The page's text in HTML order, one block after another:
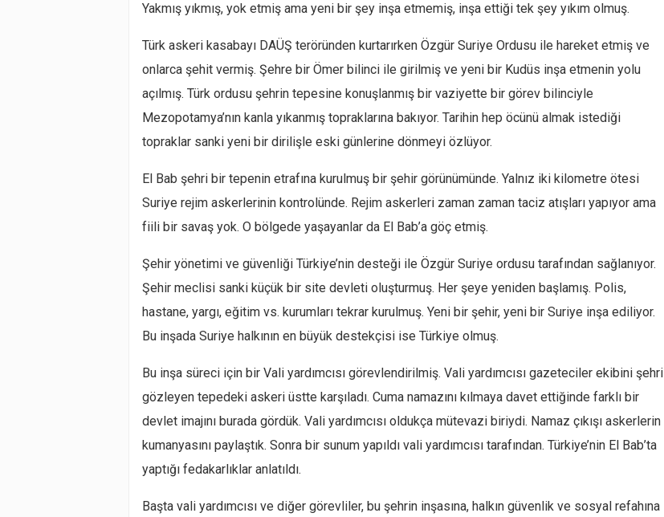
Yakmış yıkmış, yok etmiş ama yeni bir şey inşa etmemiş, inşa ettiği tek şey yıkım olmuş.
Türk askeri kasabayı DAÜŞ teröründen kurtarırken Özgür Suriye Ordusu ile hareket etmiş ve
onlarca şehit vermiş. Şehre bir Ömer bilinci ile girilmiş ve yeni bir Kudüs inşa etmenin yolu
açılmış. Türk ordusu şehrin tepesine konuşlanmış bir vaziyette bir görev bilinciyle
Mezopotamya’nın kanla yıkanmış topraklarına bakıyor. Tarihin hep öcünü almak istediği
topraklar sanki yeni bir dirilişle eski günlerine dönmeyi özlüyor.
El Bab şehri bir tepenin etrafına kurulmuş bir şehir görünümünde. Yalnız iki kilometre ötesi
Suriye rejim askerlerinin kontrolünde. Rejim askerleri zaman zaman taciz atışları yapıyor ama
fiili bir savaş yok. O bölgede yaşayanlar da El Bab’a göç etmiş.
Şehir yönetimi ve güvenliği Türkiye’nin desteği ile Özgür Suriye ordusu tarafından sağlanıyor.
Şehir meclisi sanki küçük bir site devleti oluşturmuş. Her şeye yeniden başlamış. Polis,
hastane, yargı, eğitim vs. kurumları tekrar kurulmuş. Yeni bir şehir, yeni bir Suriye inşa ediliyor.
Bu inşada Suriye halkının en büyük destekçisi ise Türkiye olmuş.
Bu inşa süreci için bir Vali yardımcısı görevlendirilmiş. Vali yardımcısı gazeteciler ekibini şehri
gözleyen tepedeki askeri üstte karşıladı. Cuma namazını kılmaya davet ettiğinde farklı bir
devlet imajını burada gördük. Vali yardımcısı oldukça mütevazi biriydi. Namaz çıkışı askerlerin
kumanyasını paylaştık. Sonra bir sunum yapıldı vali yardımcısı tarafından. Türkiye’nin El Bab’ta
yaptığı fedakarlıklar anlatıldı.
Başta vali yardımcısı ve diğer görevliler, bu şehrin inşasına, halkın güvenlik ve sosyal refahına